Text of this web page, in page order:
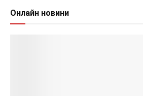
Онлайн новини